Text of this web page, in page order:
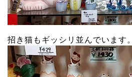
招き猫もギッシリ並んでいます。